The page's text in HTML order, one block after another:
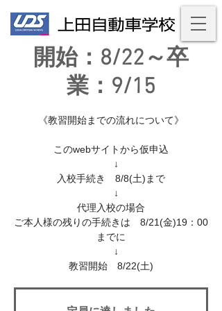
開始：8/22～卒
業：9/15
《教習開始までの流れについて》
このwebサイトから仮申込
↓
入校手続き 8/8(土)まで
↓
代理入校の場合
ご本人様の残りの手続きは 8/21(金)19：00
までに
↓
教習開始 8/22(土)